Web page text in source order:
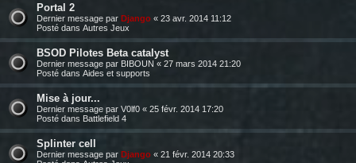
Portal 2
Dernier message par Django « 23 avr. 2014 11:12
Posté dans Autres Jeux
BSOD Pilotes Beta catalyst
Dernier message par BIBOUN « 27 mars 2014 21:20
Posté dans Aides et supports
Mise à jour...
Dernier message par V0lf0 « 25 févr. 2014 17:20
Posté dans Battlefield 4
Splinter cell
Dernier message par Django « 21 févr. 2014 20:33